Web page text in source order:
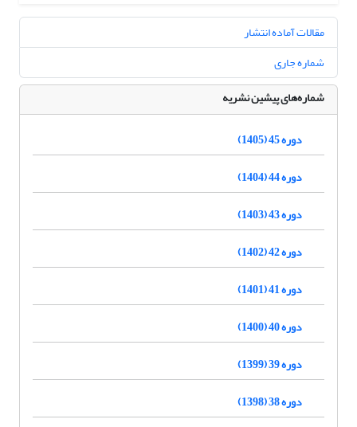
مقالات آماده انتشار
شماره جاری
شماره‌های پیشین نشریه
دوره 45 (1405)
دوره 44 (1404)
دوره 43 (1403)
دوره 42 (1402)
دوره 41 (1401)
دوره 40 (1400)
دوره 39 (1399)
دوره 38 (1398)